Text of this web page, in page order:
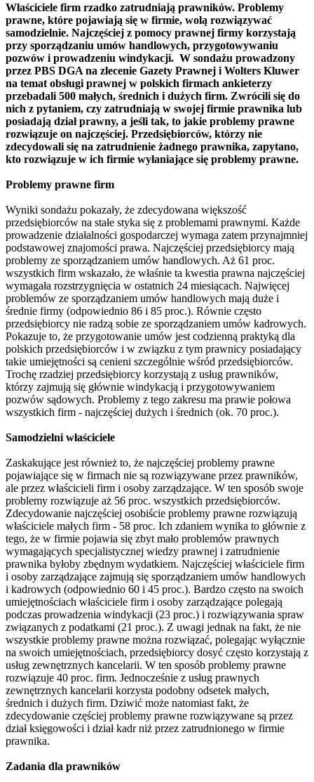
Właściciele firm rzadko zatrudniają prawników. Problemy
prawne, które pojawiają się w firmie, wolą rozwiązywać
samodzielnie. Najczęściej z pomocy prawnej firmy korzystają
przy sporządzaniu umów handlowych, przygotowywaniu
pozwów i prowadzeniu windykacji. W sondażu prowadzony
przez PBS DGA na zlecenie Gazety Prawnej i Wolters Kluwer
na temat obsługi prawnej w polskich firmach ankieterzy
przebadali 500 małych, średnich i dużych firm. Zwrócili się do
nich z pytaniem, czy zatrudniają w swojej firmie prawnika lub
posiadają dział prawny, a jeśli tak, to jakie problemy prawne
rozwiązuje on najczęściej. Przedsiębiorców, którzy nie
zdecydowali się na zatrudnienie żadnego prawnika, zapytano,
kto rozwiązuje w ich firmie wyłaniające się problemy prawne.
Problemy prawne firm
Wyniki sondażu pokazały, że zdecydowana większość
przedsiębiorców na stałe styka się z problemami prawnymi. Każde
prowadzenie działalności gospodarczej wymaga zatem przynajmniej
podstawowej znajomości prawa. Najczęściej przedsiębiorcy mają
problemy ze sporządzaniem umów handlowych. Aż 61 proc.
wszystkich firm wskazało, że właśnie ta kwestia prawna najczęściej
wymagała rozstrzygnięcia w ostatnich 24 miesiącach. Najwięcej
problemów ze sporządzaniem umów handlowych mają duże i
średnie firmy (odpowiednio 86 i 85 proc.). Równie często
przedsiębiorcy nie radzą sobie ze sporządzaniem umów kadrowych.
Pokazuje to, że przygotowanie umów jest codzienną praktyką dla
polskich przedsiębiorców i w związku z tym prawnicy posiadający
takie umiejętności są cenieni szczególnie wśród przedsiębiorców.
Trochę rzadziej przedsiębiorcy korzystają z usług prawników,
którzy zajmują się głównie windykacją i przygotowywaniem
pozwów sądowych. Problemy z tego zakresu ma prawie połowa
wszystkich firm - najczęściej dużych i średnich (ok. 70 proc.).
Samodzielni właściciele
Zaskakujące jest również to, że najczęściej problemy prawne
pojawiające się w firmach nie są rozwiązywane przez prawników,
ale przez właścicieli firm i osoby zarządzające. W ten sposób swoje
problemy rozwiązuje aż 56 proc. wszystkich przedsiębiorców.
Zdecydowanie najczęściej osobiście problemy prawne rozwiązują
właściciele małych firm - 58 proc. Ich zdaniem wynika to głównie z
tego, że w firmie pojawia się zbyt mało problemów prawnych
wymagających specjalistycznej wiedzy prawnej i zatrudnienie
prawnika byłoby zbędnym wydatkiem. Najczęściej właściciele firm
i osoby zarządzające zajmują się sporządzaniem umów handlowych
i kadrowych (odpowiednio 60 i 45 proc.). Bardzo często na swoich
umiejętnościach właściciele firm i osoby zarządzające polegają
podczas prowadzenia windykacji (23 proc.) i rozwiązywania spraw
związanych z podatkami (21 proc.). Z uwagi jednak na fakt, że nie
wszystkie problemy prawne można rozwiązać, polegając wyłącznie
na swoich umiejętnościach, przedsiębiorcy dosyć często korzystają z
usług zewnętrznych kancelarii. W ten sposób problemy prawne
rozwiązuje 40 proc. firm. Jednocześnie z usług prawnych
zewnętrznych kancelarii korzysta podobny odsetek małych,
średnich i dużych firm. Dziwić może natomiast fakt, że
zdecydowanie częściej problemy prawne rozwiązywane są przez
dział księgowości i dział kadr niż przez zatrudnionego w firmie
prawnika.
Zadania dla prawników